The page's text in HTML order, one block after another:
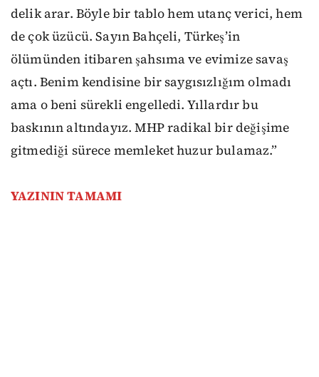
delik arar. Böyle bir tablo hem utanç verici, hem
de çok üzücü. Sayın Bahçeli, Türkeş’in
ölümünden itibaren şahsıma ve evimize savaş
açtı. Benim kendisine bir saygısızlığım olmadı
ama o beni sürekli engelledi. Yıllardır bu
baskının altındayız. MHP radikal bir değişime
gitmediği sürece memleket huzur bulamaz.”
YAZININ TAMAMI